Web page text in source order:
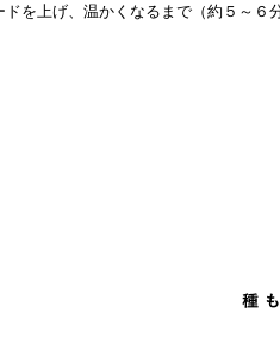
を上げ、温かくなるまで（約５～６